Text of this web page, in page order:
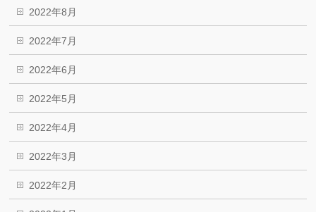
2022年8月
2022年7月
2022年6月
2022年5月
2022年4月
2022年3月
2022年2月